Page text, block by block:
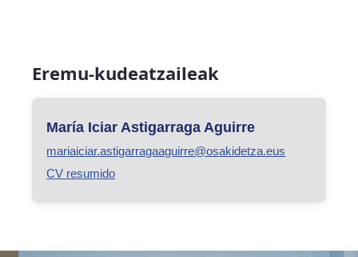
Eremu-kudeatzaileak
María Iciar Astigarraga Aguirre
mariaiciar.astigarragaaguirre@osakidetza.eus
CV resumido